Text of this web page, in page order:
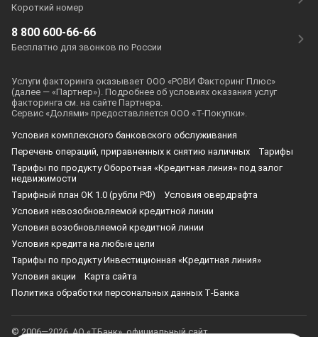
Короткий номер
8 800 600-66-66
Бесплатно для звонков по России
Услуги факторинга оказывает ООО «РОВИ Факторинг Плюс»
(далее — «Партнер»). Подробнее об условиях оказания услуг
факторинга см. на сайте Партнера.
Сервис «Долями» предоставляется ООО «Т-Покупки».
Условия комплексного банковского обслуживания
Перечень операций, приравненных к снятию наличных
Тарифы
Тарифы по продукту Оборотная «Кредитная линия» под залог
недвижимости
Тарифный план ОК 1.0 (рубли РФ)
Условия овердрафта
Условия невозобновляемой кредитной линии
Условия возобновляемой кредитной линии
Условия кредита на любые цели
Тарифы по продукту Инвестиционная «Кредитная линия»
Условия акции
Карта сайта
Политика обработки персональных данных Т‑Банка
© 2006—2026, АО «ТБанк», официальный сайт,